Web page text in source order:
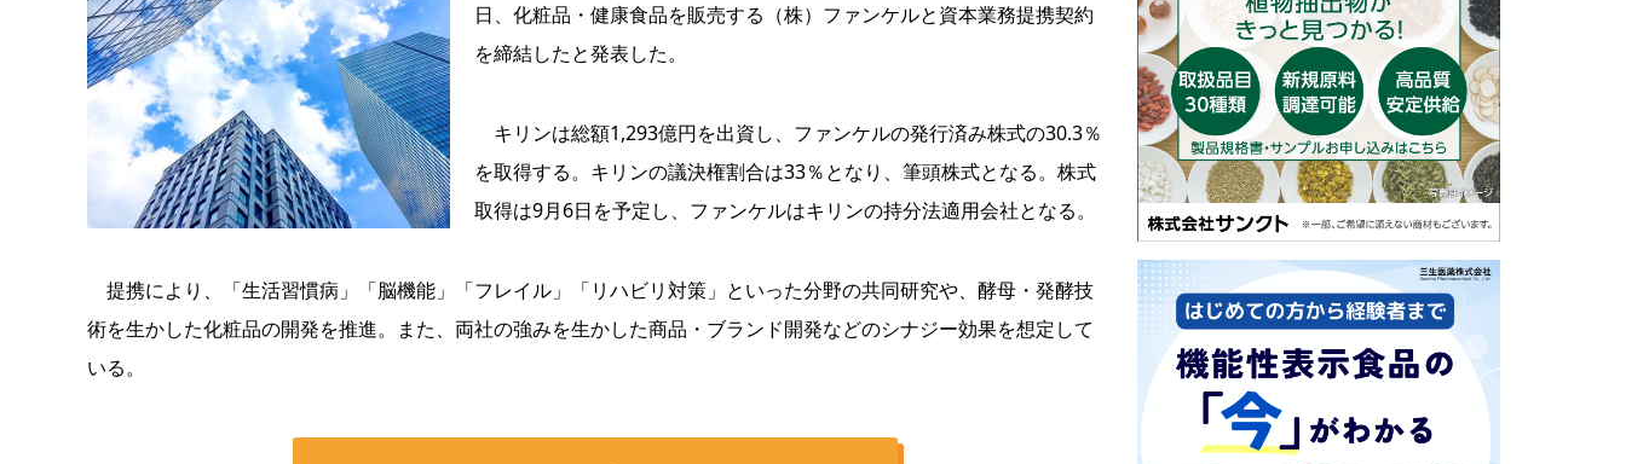
日、化粧品・健康食品を販売する（株）ファンケルと資本業務提携契約
を締結したと発表した。
キリンは総額1,293億円を出資し、ファンケルの発行済み株式の30.3％
を取得する。キリンの議決権割合は33％となり、筆頭株式となる。株式
取得は9月6日を予定し、ファンケルはキリンの持分法適用会社となる。
提携により、「生活習慣病」「脳機能」「フレイル」「リハビリ対策」といった分野の共同研究や、酵母・発酵技
術を生かした化粧品の開発を推進。また、両社の強みを生かした商品・ブランド開発などのシナジー効果を想定して
いる。